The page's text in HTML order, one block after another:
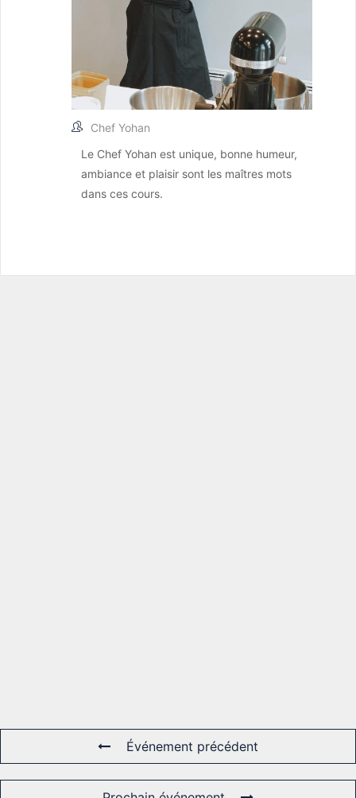
Chef Yohan
Le Chef Yohan est unique, bonne humeur,
ambiance et plaisir sont les maîtres mots
dans ces cours.
Événement précédent